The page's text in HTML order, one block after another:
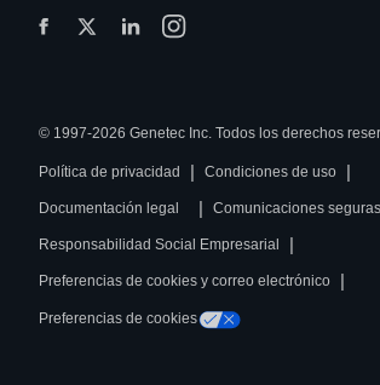
© 1997-2026 Genetec Inc. Todos los derechos
Política de privacidad | Condiciones de uso |
Documentación legal | Comunicaciones seguras
Responsabilidad Social Empresarial |
Preferencias de cookies y correo electrónico |
Preferencias de cookies